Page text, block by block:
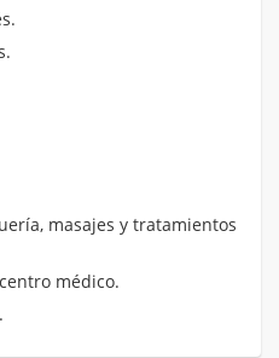
masajes y tratamientos
médico.